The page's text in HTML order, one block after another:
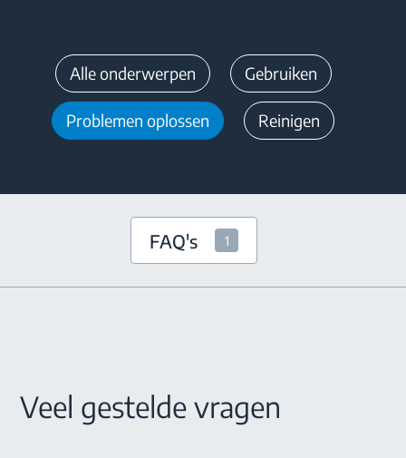
Alle onderwerpen Gebruiken
Problemen oplossen Reinigen
FAQ's 1
Veel gestelde vragen